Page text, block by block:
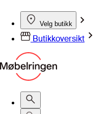
Velg butikk
Butikkoversikt